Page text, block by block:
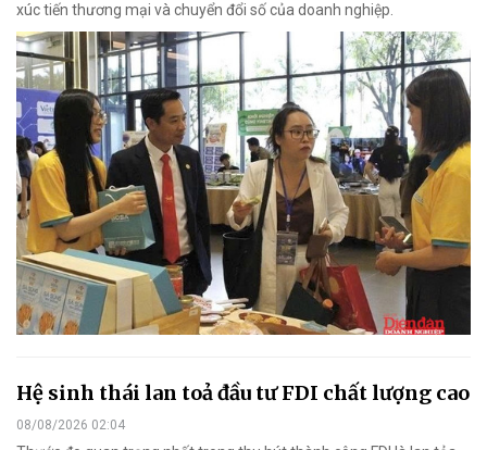
xúc tiến thương mại và chuyển đổi số của doanh nghiệp.
Hệ sinh thái lan toả đầu tư FDI chất lượng cao
08/08/2026 02:04